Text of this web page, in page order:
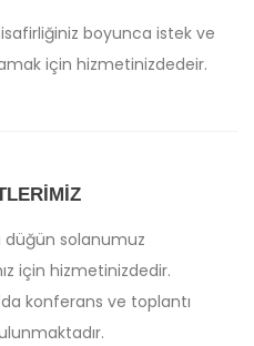
boyunca istek ve
için hizmetinizdedeir.
düğün solanumuz
için hizmetinizdedir.
konferans ve toplantı